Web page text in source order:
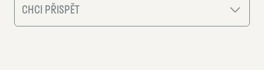
CHCI PŘISPĚT